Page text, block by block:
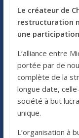
Le créateur de
restructuration
une
L’alliance entre
portée par de
complète de la
longue date,
société à but
unique.
L’organisation à